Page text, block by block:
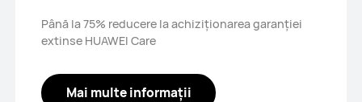
Până la 75% reducere la achiziționarea garanției
extinse HUAWEI Care
Mai multe informații